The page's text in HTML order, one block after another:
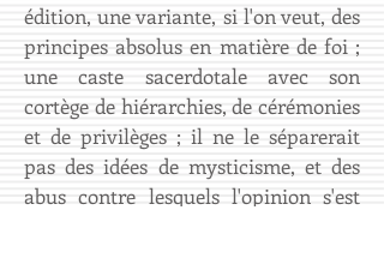
édition, une variante, si l'on veut, des
principes absolus en matière de foi ;
une caste sacerdotale avec son
cortège de hiérarchies, de cérémonies
et de privilèges ; il ne le séparerait
pas des idées de mysticisme, et des
abus contre lesquels l'opinion s'est